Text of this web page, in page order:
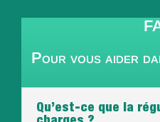
Pour vous aider
Qu’est-ce que la